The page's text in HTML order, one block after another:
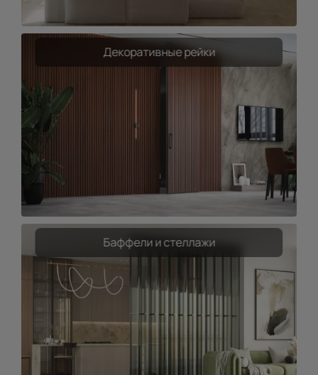
Декоративные рейки
Баффели и стеллажи